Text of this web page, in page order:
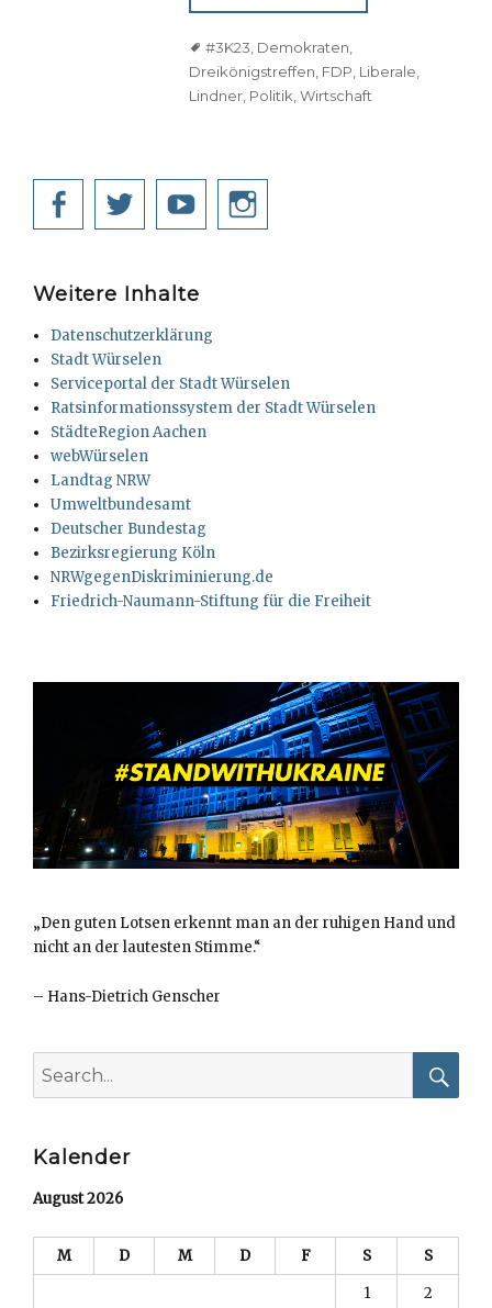
Tags#3K23 Demokraten
Dreikönigstreffen FDP Liberale
Lindner Politik ,Wirtschaft
Facebook
TwitterYouTube
Weitere Inhalte
Datenschutzerklärung
Stadt Würselen
Serviceportal der Stadt Würselen
Ratsinformationssystem der Stadt Würselen
StädteRegion Aachen
webWürselen
Landtag NRW
Umweltbundesamt
Deutscher Bundestag
Bezirksregierung Köln
NRWgegenDiskriminierung.de
Friedrich-Naumann-Stiftung für die Freiheit
„Den guten Lotsen erkennt man an der ruhigen Hand und
nicht an der lautesten Stimme.“
– Hans-Dietrich Genscher
for:
Kalender
August 2026
M D M D F S
S
1
2